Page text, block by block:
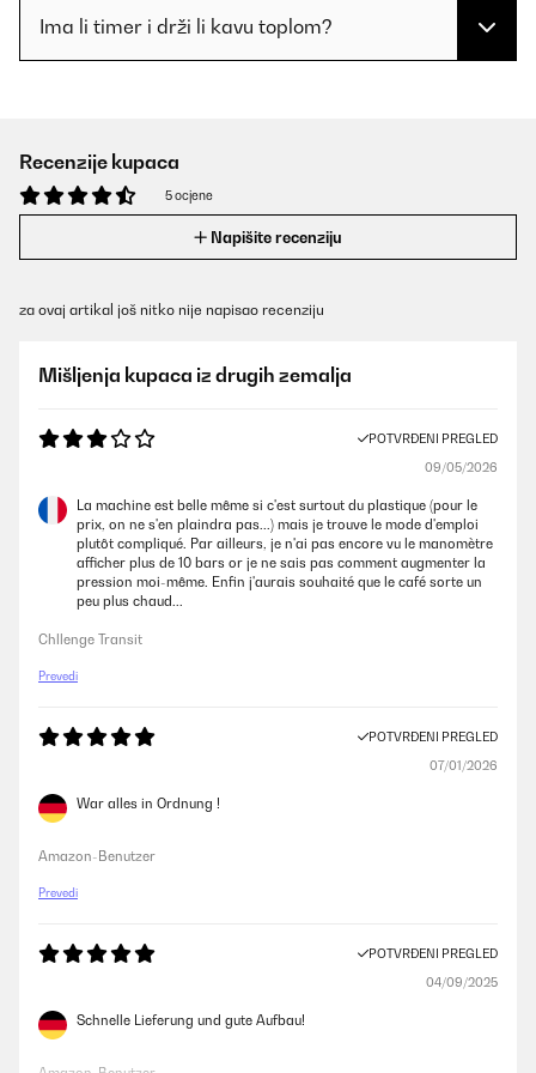
Ima li timer i drži li kavu toplom?
Recenzije kupaca
5 ocjene
Napišite recenziju
za ovaj artikal još nitko nije napisao recenziju
Mišljenja kupaca iz drugih zemalja
POTVRĐENI PREGLED
09/05/2026
La machine est belle même si c'est surtout du plastique (pour le
prix, on ne s'en plaindra pas...) mais je trouve le mode d'emploi
plutôt compliqué. Par ailleurs, je n'ai pas encore vu le manomètre
afficher plus de 10 bars or je ne sais pas comment augmenter la
pression moi-même. Enfin j'aurais souhaité que le café sorte un
peu plus chaud...
Chllenge Transit
Prevedi
POTVRĐENI PREGLED
07/01/2026
War alles in Ordnung !
Amazon-Benutzer
Prevedi
POTVRĐENI PREGLED
04/09/2025
Schnelle Lieferung und gute Aufbau!